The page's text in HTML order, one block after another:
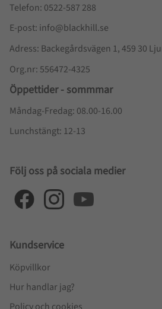
Telefon: 0522-587 288
E-post: info@blackhill.se
Adress: Backegårdsvägen 1, 459 30
Org.nr: 556472-4325
Öppettider - sommmar
Måndag-Fredag: 08.00-16.00
Lunchstängt: 12-13
Följ oss på sociala medier
Kundservice
Köpvillkor
Hur handlar jag?
Policy och cookies